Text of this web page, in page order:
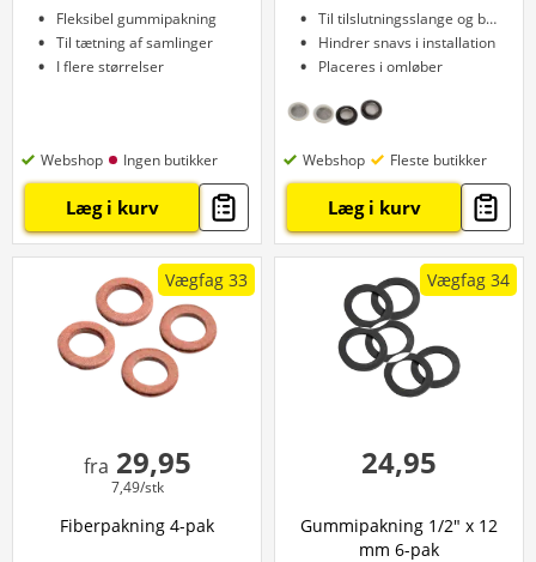
Fleksibel gummipakning
Til tætning af samlinger
I flere størrelser
Webshop Ingen butikker
Læg i kurv
Til tilslutningsslange og brus
Hindrer snavs i installation
Placeres i omløber
Webshop Fleste butikker
Læg i kurv
Vægfag 33
fra 29,95
7,49/stk
Fiberpakning 4-pak
Vægfag 34
24,95
Gummipakning 1/2" x 12
mm 6-pak